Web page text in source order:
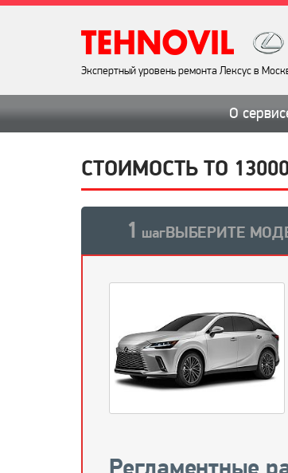
Экспертный уровень ремонта Лексус в
О
СТОИМОСТЬ ТО
1 шагВЫБЕРИТЕ